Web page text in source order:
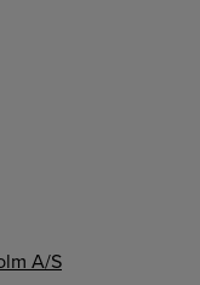
A/S